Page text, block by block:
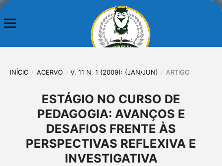
INÍCIO / ACERVO / V. 11 N. 1 (2009): (JAN/JUN) / ARTIGO
ESTÁGIO NO CURSO DE
PEDAGOGIA: AVANÇOS E
DESAFIOS FRENTE ÀS
PERSPECTIVAS REFLEXIVA E
INVESTIGATIVA